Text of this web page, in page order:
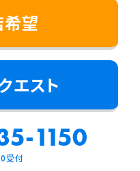
望
エスト
1150
受付